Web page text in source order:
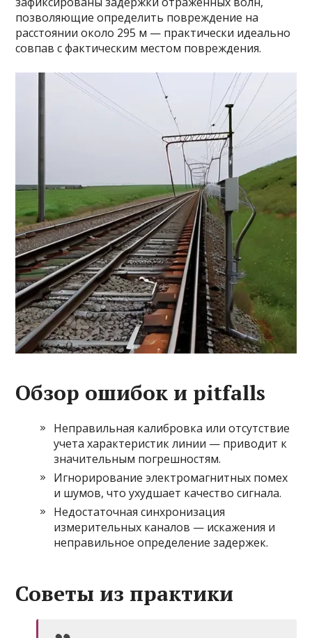
позволяющие определить повреждение на
расстоянии около 295 м — практически идеально
совпав с фактическим местом повреждения.
Обзор ошибок и pitfalls
Неправильная калибровка или отсутствие
учета характеристик линии — приводит к
значительным погрешностям.
Игнорирование электромагнитных помех
и шумов, что ухудшает качество сигнала.
Недостаточная синхронизация
измерительных каналов — искажения и
неправильное определение задержек.
Советы из практики